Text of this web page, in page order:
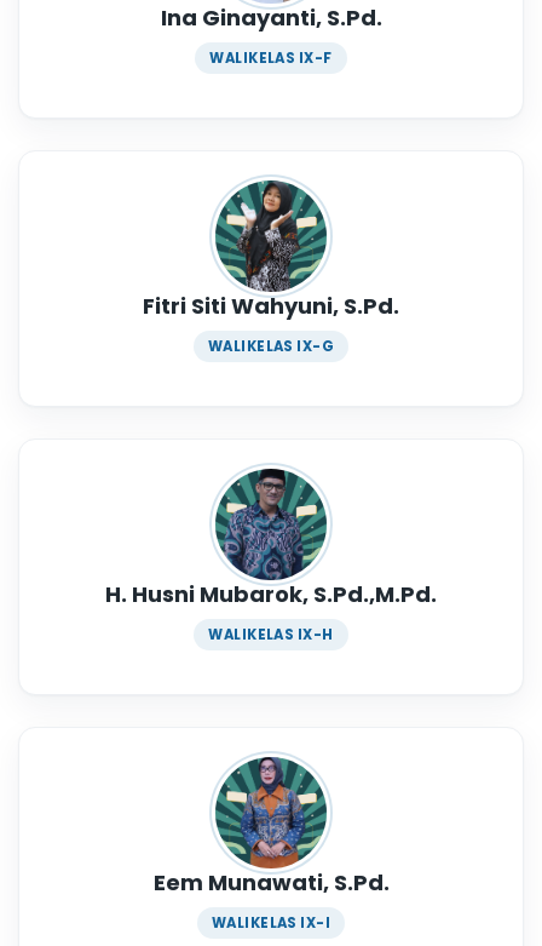
Ina Ginayanti, S.Pd.
WALIKELAS IX-F
Fitri Siti Wahyuni, S.Pd.
WALIKELAS IX-G
H. Husni Mubarok, S.Pd.,M.Pd.
WALIKELAS IX-H
Eem Munawati, S.Pd.
WALIKELAS IX-I